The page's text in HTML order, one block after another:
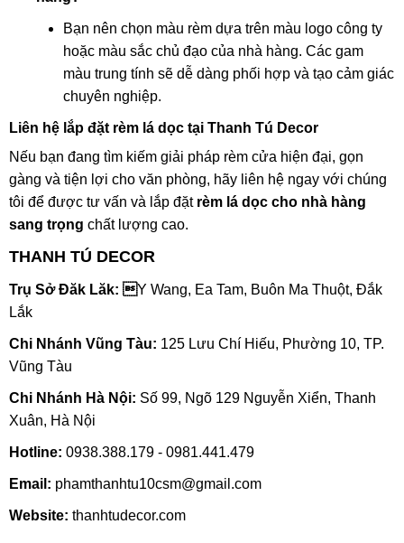
Bạn nên chọn màu rèm dựa trên màu logo công ty
hoặc màu sắc chủ đạo của nhà hàng. Các gam
màu trung tính sẽ dễ dàng phối hợp và tạo cảm giác
chuyên nghiệp.
Liên hệ lắp đặt rèm lá dọc tại Thanh Tú Decor
Nếu bạn đang tìm kiếm giải pháp rèm cửa hiện đại, gọn
gàng và tiện lợi cho văn phòng, hãy liên hệ ngay với chúng
tôi để được tư vấn và lắp đặt rèm lá dọc cho nhà hàng
sang trọng chất lượng cao.
THANH TÚ DECOR
Trụ Sở Đăk Lăk: Y Wang, Ea Tam, Buôn Ma Thuột, Đắk
Lắk
Chi Nhánh Vũng Tàu: 125 Lưu Chí Hiếu, Phường 10, TP.
Vũng Tàu
Chi Nhánh Hà Nội: Số 99, Ngõ 129 Nguyễn Xiển, Thanh
Xuân, Hà Nội
Hotline: 0938.388.179 - 0981.441.479
Email: phamthanhtu10csm@gmail.com
Website: thanhtudecor.com